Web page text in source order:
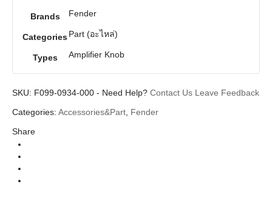
Brands Fender
CategoriesPart (อะไหล่)
Types Amplifier Knob
SKU: F099-0934-000 - Need Help? Contact Us Leave Feedback
Categories: Accessories&Part, Fender
Share